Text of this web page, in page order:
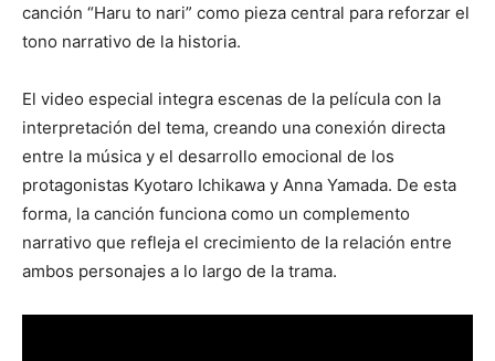
canción “Haru to nari” como pieza central para reforzar el
tono narrativo de la historia.
El video especial integra escenas de la película con la
interpretación del tema, creando una conexión directa
entre la música y el desarrollo emocional de los
protagonistas Kyotaro Ichikawa y Anna Yamada. De esta
forma, la canción funciona como un complemento
narrativo que refleja el crecimiento de la relación entre
ambos personajes a lo largo de la trama.